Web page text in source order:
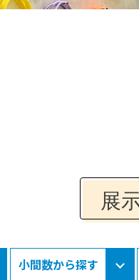
展
小間数から探す